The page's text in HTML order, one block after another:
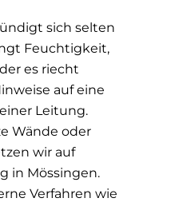
sich selten
Feuchtigkeit,
es riecht
auf eine
Leitung.
Wände oder
wir auf
in Mössingen.
Verfahren wie